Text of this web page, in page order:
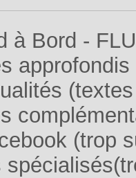
à Bord -
(trop